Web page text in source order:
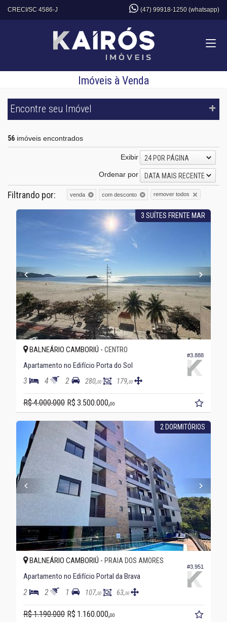
CRECI/SC 4586-J (47) 99918-1250 (whatsapp)
Imóveis à Venda
Encontre seu Imóvel
56 imóveis encontrados
Exibir
24 POR PÁGINA
Ordenar por
DATA MAIS RECENTE
Filtrando por: venda com desconto remover todos
3 SUÍTES FRENTE MAR
#3.888
BALNEÁRIO CAMBORIÚ - CENTRO
Apartamento no Edifício Porta do Sol
3 4 2 280,00 179,00
R$ 4.000.000 R$ 3.500.000,00
2 DORMITÓRIOS
#3.951
BALNEÁRIO CAMBORIÚ - PRAIA DOS AMORES
Apartamento no Edifício Portal da Brava
2 2 1 107,00 63,00
R$ 1.190.000 R$ 1.160.000,00